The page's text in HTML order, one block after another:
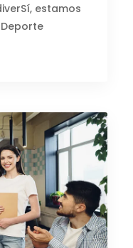
estamos